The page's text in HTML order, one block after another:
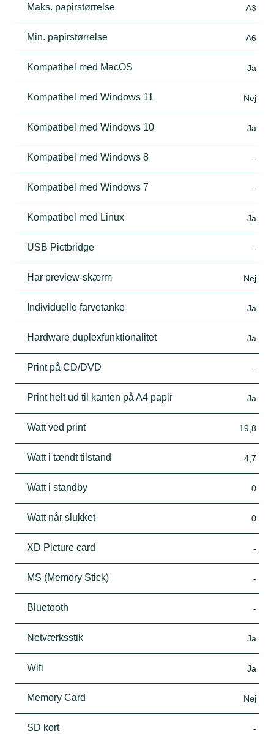
Maks. papirstørrelse A3
Min. papirstørrelse A6
Kompatibel med MacOS Ja
Kompatibel med Windows 11 Nej
Kompatibel med Windows 10 Ja
Kompatibel med Windows 8 -
Kompatibel med Windows 7 -
Kompatibel med Linux Ja
USB Pictbridge -
Har preview-skærm Nej
Individuelle farvetanke Ja
Hardware duplexfunktionalitet Ja
Print på CD/DVD -
Print helt ud til kanten på A4 papir Ja
Watt ved print 19,8
Watt i tændt tilstand 4,7
Watt i standby 0
Watt når slukket 0
XD Picture card -
MS (Memory Stick) -
Bluetooth -
Netværksstik Ja
Wifi Ja
Memory Card Nej
SD kort -